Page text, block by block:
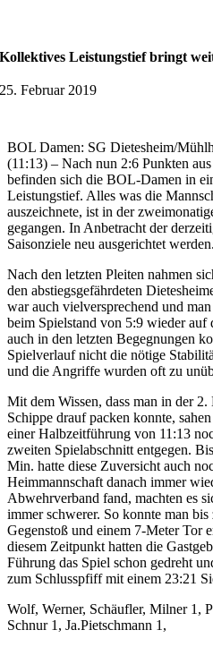
Kollektives Leistungstief bringt
25. Februar 2019
BOL Damen: SG Dietesheim/
(11:13) – Nach nun 2:6 Punkten
befinden sich die BOL-Damen in
Leistungstief. Alles was die
auszeichnete, ist in der
gegangen. In Anbetracht der
Saisonziele neu ausgerichtet werden.
Nach den letzten Pleiten nahmen
den abstiegsgefährdeten
war auch vielversprechend und
beim Spielstand von 5:9 wieder
auch in den letzten Begegnungen
Spielverlauf nicht die nötige
und die Angriffe wurden oft zu
Mit dem Wissen, dass man in der
Schippe drauf packen konnte,
einer Halbzeitführung von 11:13
zweiten Spielabschnitt entgegen.
Min. hatte diese Zuversicht auch
Heimmannschaft danach immer
Abwehrverband fand, machten es
immer schwerer. So konnte man
Gegenstoß und einem 7-Meter Tor
diesem Zeitpunkt hatten die
Führung das Spiel schon gedreht
zum Schlusspfiff mit einem 23:21
Wolf, Werner, Schäufler, Milner 1,
Schnur 1, Ja.Pietschmann 1,